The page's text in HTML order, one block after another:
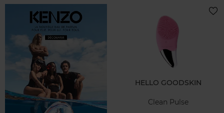
HELLO GOODSKIN
Clean Pulse